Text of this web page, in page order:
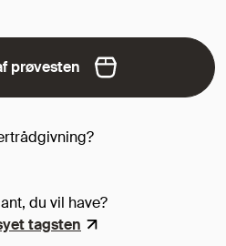
prøvesten
du vil have?
tagsten